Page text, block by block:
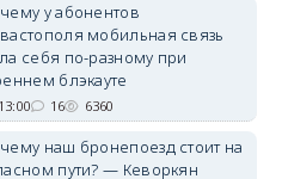
у абонентов
мобильная связь
себя по-разному при
блэкауте
13:00 16 6360
наш бронепоезд стоит на
пути? — Кеворкян